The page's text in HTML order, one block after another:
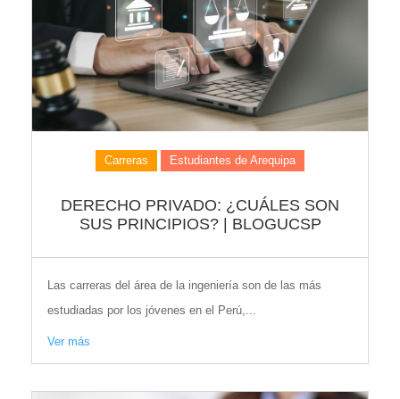
Carreras Estudiantes de Arequipa
DERECHO PRIVADO: ¿CUÁLES SON
SUS PRINCIPIOS? | BLOGUCSP
Las carreras del área de la ingeniería son de las más
estudiadas por los jóvenes en el Perú,...
Ver más